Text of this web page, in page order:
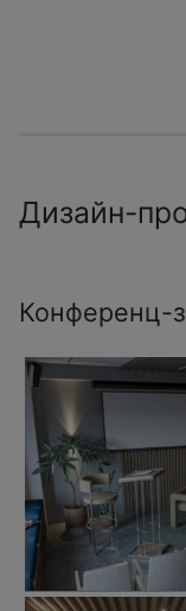
Дизайн-
Конференц-